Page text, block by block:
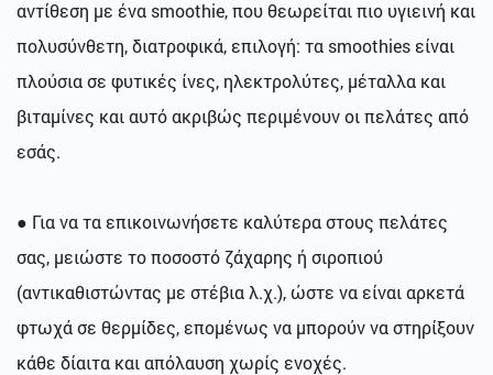
αντίθεση με ένα smoothie, που θεωρείται πιο υγιεινή και
πολυσύνθετη, διατροφικά, επιλογή: τα smoothies είναι
πλούσια σε φυτικές ίνες, ηλεκτρολύτες, μέταλλα και
βιταμίνες και αυτό ακριβώς περιμένουν οι πελάτες από
εσάς.
● Για να τα επικοινωνήσετε καλύτερα στους πελάτες
σας, μειώστε το ποσοστό ζάχαρης ή σιροπιού
(αντικαθιστώντας με στέβια λ.χ.), ώστε να είναι αρκετά
φτωχά σε θερμίδες, επομένως να μπορούν να στηρίξουν
κάθε δίαιτα και απόλαυση χωρίς ενοχές.